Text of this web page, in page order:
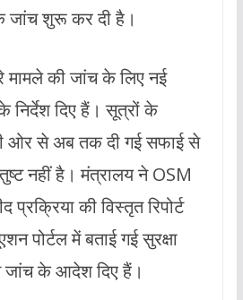
जांच शुरू कर दी है।
मामले की जांच के लिए नई
निर्देश दिए हैं। सूत्रों के
ओर से अब तक दी गई सफाई से
नहीं है। मंत्रालय ने OSM
की विस्तृत रिपोर्ट
पोर्टल में बताई गई सुरक्षा
जांच के आदेश दिए हैं।